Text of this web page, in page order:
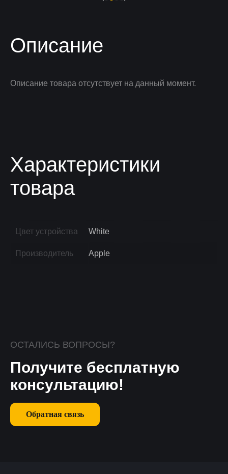
Описание
Описание товара отсутствует на данный момент.
Характеристики
товара
Цвет устройства White
Производитель Apple
ОСТАЛИСЬ ВОПРОСЫ?
Получите бесплатную
консультацию!
Обратная связь